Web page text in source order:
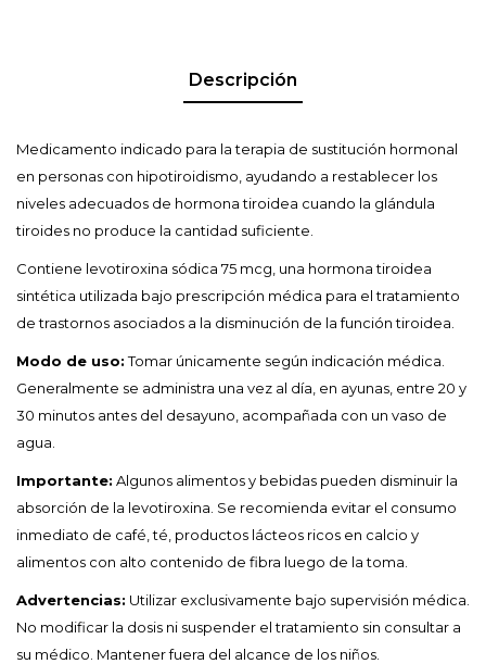
Descripción
Medicamento indicado para la terapia de sustitución hormonal
en personas con hipotiroidismo, ayudando a restablecer los
niveles adecuados de hormona tiroidea cuando la glándula
tiroides no produce la cantidad suficiente.
Contiene levotiroxina sódica 75 mcg, una hormona tiroidea
sintética utilizada bajo prescripción médica para el tratamiento
de trastornos asociados a la disminución de la función tiroidea.
Modo de uso:Tomar únicamente según indicación médica.
Generalmente se administra una vez al día, en ayunas, entre 20 y
30 minutos antes del desayuno, acompañada con un vaso de
agua.
Importante: Algunos alimentos y bebidas pueden disminuir la
absorción de la levotiroxina. Se recomienda evitar el consumo
inmediato de café, té, productos lácteos ricos en calcio y
alimentos con alto contenido de fibra luego de la toma.
Advertencias: Utilizar exclusivamente bajo supervisión médica.
No modificar la dosis ni suspender el tratamiento sin consultar a
su médico. Mantener fuera del alcance de los niños.